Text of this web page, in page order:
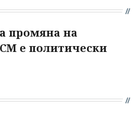
промяна на
е политически